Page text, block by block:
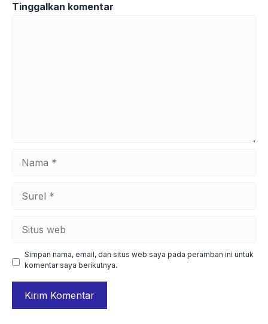
Tinggalkan komentar
Simpan nama, email, dan situs web saya pada peramban ini untuk
komentar saya berikutnya.